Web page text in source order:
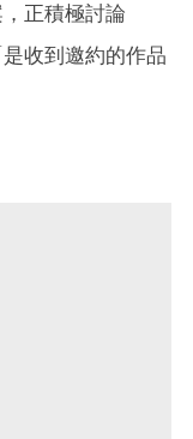
正積極討論
收到邀約的作品